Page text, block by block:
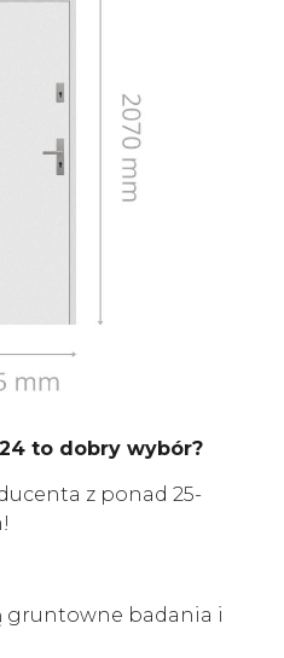
to dobry wybór?
z ponad 25-
gruntowne badania i